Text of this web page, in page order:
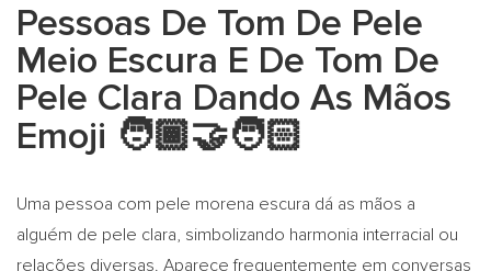
Pessoas De Tom De Pele
Meio Escura E De Tom De
Pele Clara Dando As Mãos
Emoji 🧑🏾‍🤝‍🧑🏻
Uma pessoa com pele morena escura dá as mãos a
alguém de pele clara, simbolizando harmonia interracial ou
relações diversas. Aparece frequentemente em conversas